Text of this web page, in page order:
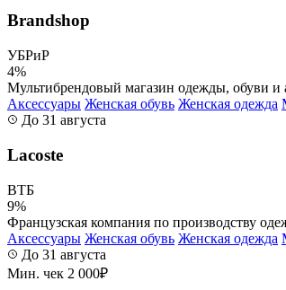
Brandshop
УБРиР
4%
Мультибрендовый магазин одежды, обуви и
Аксессуары Женская обувь Женская одежда
До 31 августа
Lacoste
ВТБ
9%
Французская компания по производству
Аксессуары Женская обувь Женская одежда
До 31 августа
Мин. чек 2 000₽